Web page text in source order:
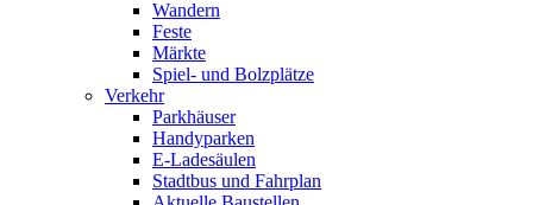
Wandern
Feste
Märkte
Spiel- und Bolzplätze
Verkehr
Parkhäuser
Handyparken
E-Ladesäulen
Stadtbus und Fahrplan